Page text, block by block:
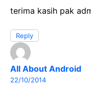
terima kasih pak
Reply
All About Android
22/10/2014